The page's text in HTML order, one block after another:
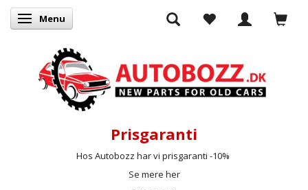
Skifte navigation
Menu
Prisgaranti
Hos Autobozz har vi prisgaranti -10%
Se mere her